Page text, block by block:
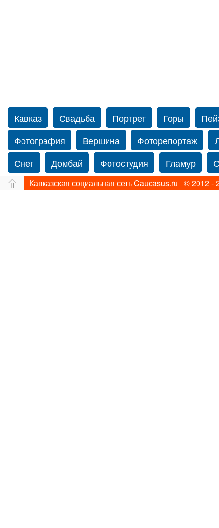
Кавказ Свадьба Портрет Горы
Фотография
Вершина Фоторепортаж
Снег
Домбай Фотостудия Гламур
Путешествие
Перевал Ущелье
Кавказская социальная сеть Caucasus.ru © 2012 -